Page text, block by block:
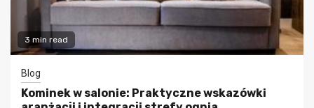
3 min read
Blog
Kominek w salonie: Praktyczne wskazówki